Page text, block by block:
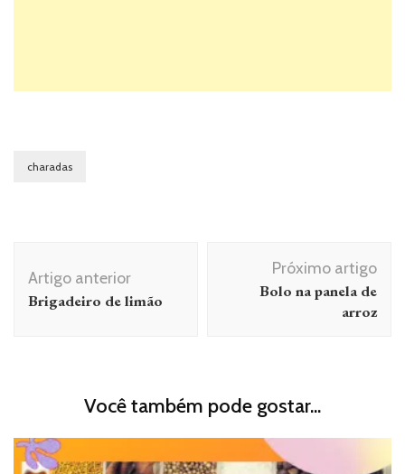
charadas
de
post
Artigo anterior
Brigadeiro de limão
Próximo artigo
Bolo na panela de
arroz
Você também pode gostar...